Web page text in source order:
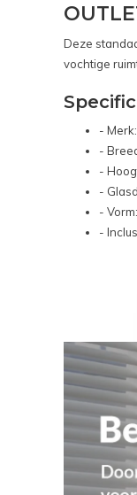
Deze
vochtige
-
-
-
-
-
-